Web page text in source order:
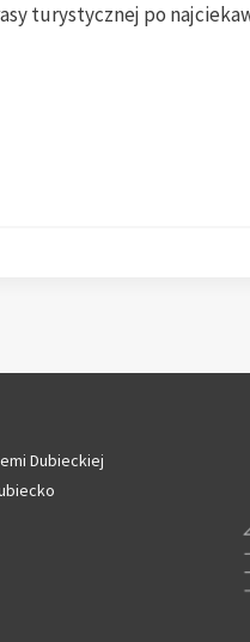
turystycznej po
Dubieckiej